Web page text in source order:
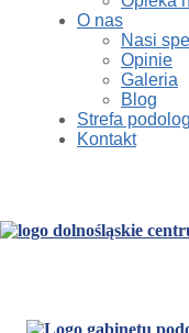
O nas
Nasi
Opinie
Galeria
Blog
Strefa
Kontakt